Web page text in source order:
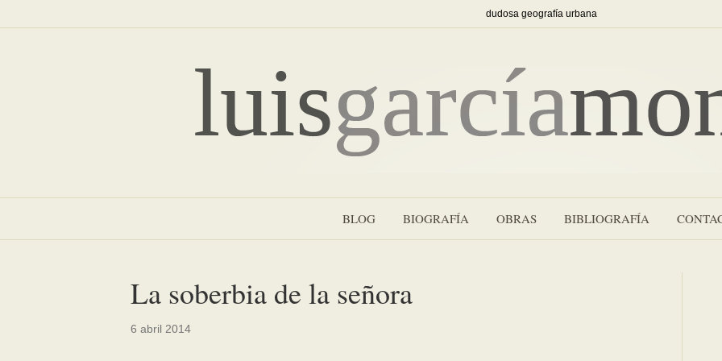
dudosa geografía urbana
BLOG BIOGRAFÍA OBRAS BIBLIOGRAFÍA
La soberbia de la señora
6 abril 2014